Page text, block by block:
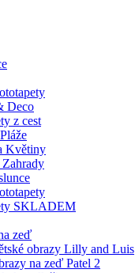
Deco
z cest
Květiny
SKLADEM
zeď
obrazy Lilly and Luis
na zeď Patel 2